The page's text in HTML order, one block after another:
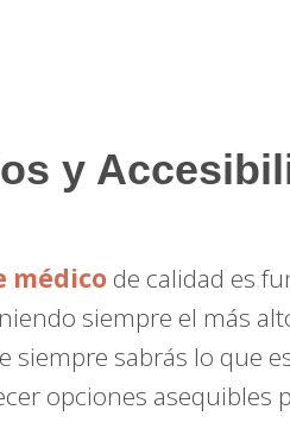
y
médico de calidad es
siempre el más
sabrás lo que
opciones asequibles